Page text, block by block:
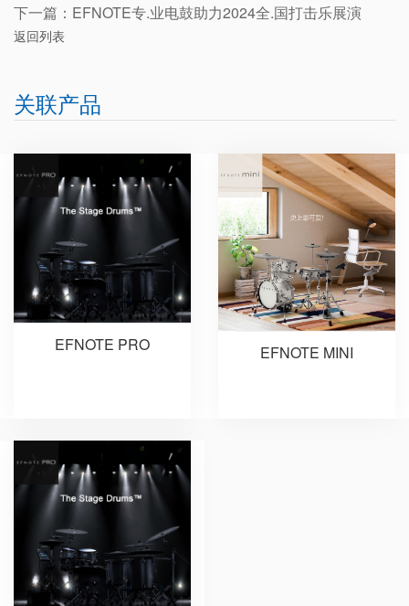
下一篇： EFNOTE专.业电鼓助力2024全.国打击乐展演
返回列表
关联产品
EFNOTE PRO EFNOTE MINI